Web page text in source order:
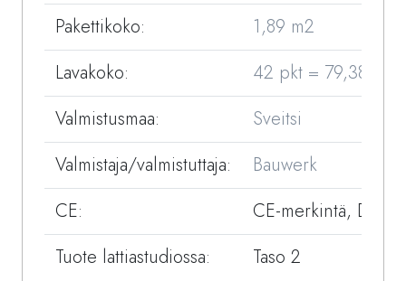
Pakettikoko:
1,89 m2
Lavakoko:
42 pkt = 79,38 m2
Valmistusmaa:
Sveitsi
Valmistaja/valmistuttaja:
Bauwerk
CE:
CE-merkintä, DOP
Tuote lattiastudiossa:
Taso 2